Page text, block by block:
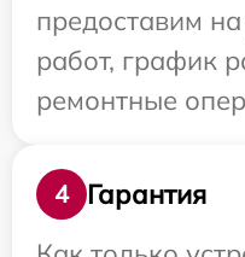
предоставим
работ, график
ремонтные
4
Гарантия